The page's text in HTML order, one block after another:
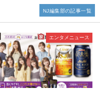
エンタメニュース
NJ編集部の記事一覧